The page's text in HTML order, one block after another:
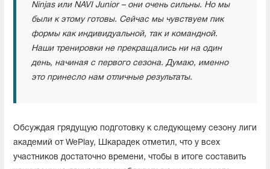
Ninjas или NAVI Junior – они очень сильны. Но мы
были к этому готовы. Сейчас мы чувствуем пик
формы как индивидуальной, так и командной.
Наши тренировки не прекращались ни на один
день, начиная с первого сезона. Думаю, именно
это принесло нам отличные результаты.
Обсуждая грядущую подготовку к следующему сезону лиги
академий от WePlay, Шкарадек отметил, что у всех
участников достаточно времени, чтобы в итоге составить